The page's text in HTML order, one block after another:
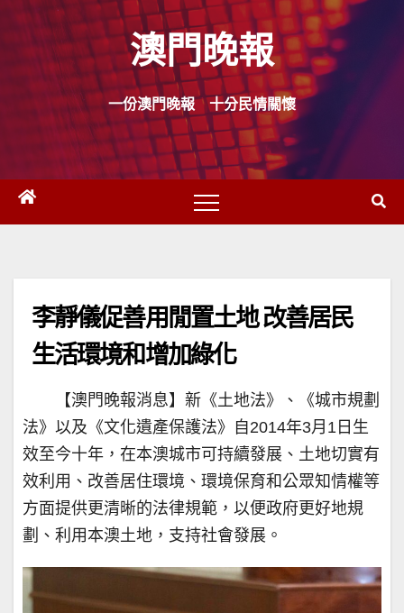
Skip
content
澳門晚報
一份澳門晚報 十分民情關懷
李靜儀促善用閒置土地 改善居民
生活環境和增加綠化
【澳門晚報消息】新《土地法》、《城市規劃
法》以及《文化遺產保護法》自2014年3月1日生
效至今十年，在本澳城市可持續發展、土地切實有
效利用、改善居住環境、環境保育和公眾知情權等
方面提供更清晰的法律規範，以便政府更好地規
劃、利用本澳土地，支持社會發展。